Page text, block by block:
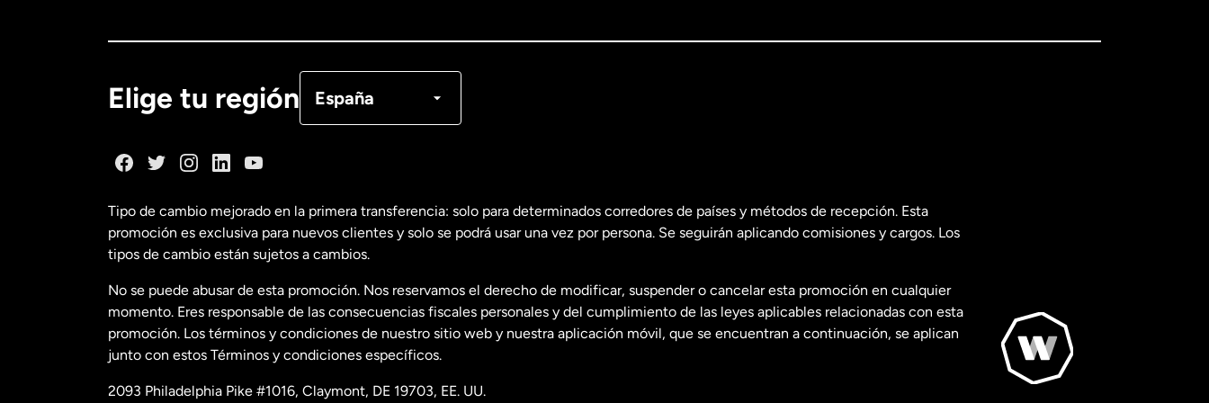
Elige tu región España
Estados Unidos English
Estados Unidos Español
Francia
Tipo de cambio mejorado en la primera transferencia: solo para determinados corredores de países y métodos de recepción. Esta
promoción es exclusiva para nuevos clientes y solo se podrá usar una vez por persona. Se seguirán aplicando comisiones y cargos. Los
tipos de cambio están sujetos a cambios.
No se puede abusar de esta promoción. Nos reservamos el derecho de modificar, suspender o cancelar esta promoción en cualquier
momento. Eres responsable de las consecuencias fiscales personales y del cumplimiento de las leyes aplicables relacionadas con esta
promoción. Los términos y condiciones de nuestro sitio web y nuestra aplicación móvil, que se encuentran a continuación, se aplican
junto con estos Términos y condiciones específicos.
2093 Philadelphia Pike #1016, Claymont, DE 19703, EE. UU.